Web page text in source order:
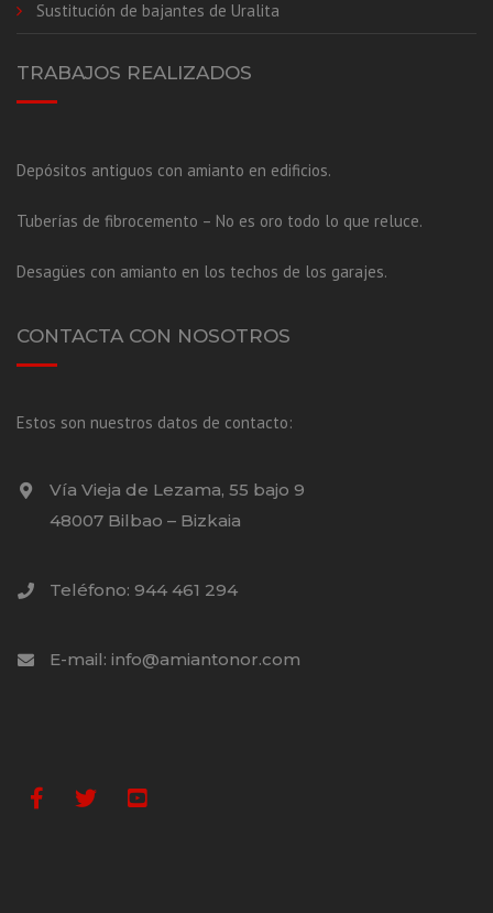
Sustitución de bajantes de Uralita
TRABAJOS REALIZADOS
Depósitos antiguos con amianto en edificios.
Tuberías de fibrocemento – No es oro todo lo que reluce.
Desagües con amianto en los techos de los garajes.
CONTACTA CON NOSOTROS
Estos son nuestros datos de contacto:
Vía Vieja de Lezama, 55 bajo 9
48007 Bilbao – Bizkaia
Teléfono: 944 461 294
E-mail: info@amiantonor.com
Facebook
TwitterYoutube